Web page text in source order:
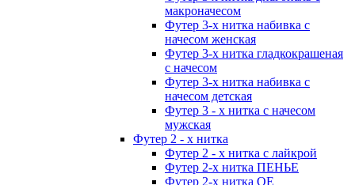
макроначесом
Футер 3-х нитка набивка с
начесом женская
Футер 3-х нитка гладкокрашеная
с начесом
Футер 3-х нитка набивка с
начесом детская
Футер 3 - х нитка с начесом
мужская
Футер 2 - х нитка
Футер 2 - х нитка с лайкрой
Футер 2-х нитка ПЕНЬЕ
Футер 2-х нитка ОЕ